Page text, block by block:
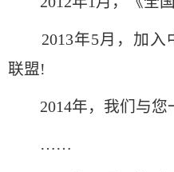
2013年5月，加入
联盟!
2014年，我们与您
……